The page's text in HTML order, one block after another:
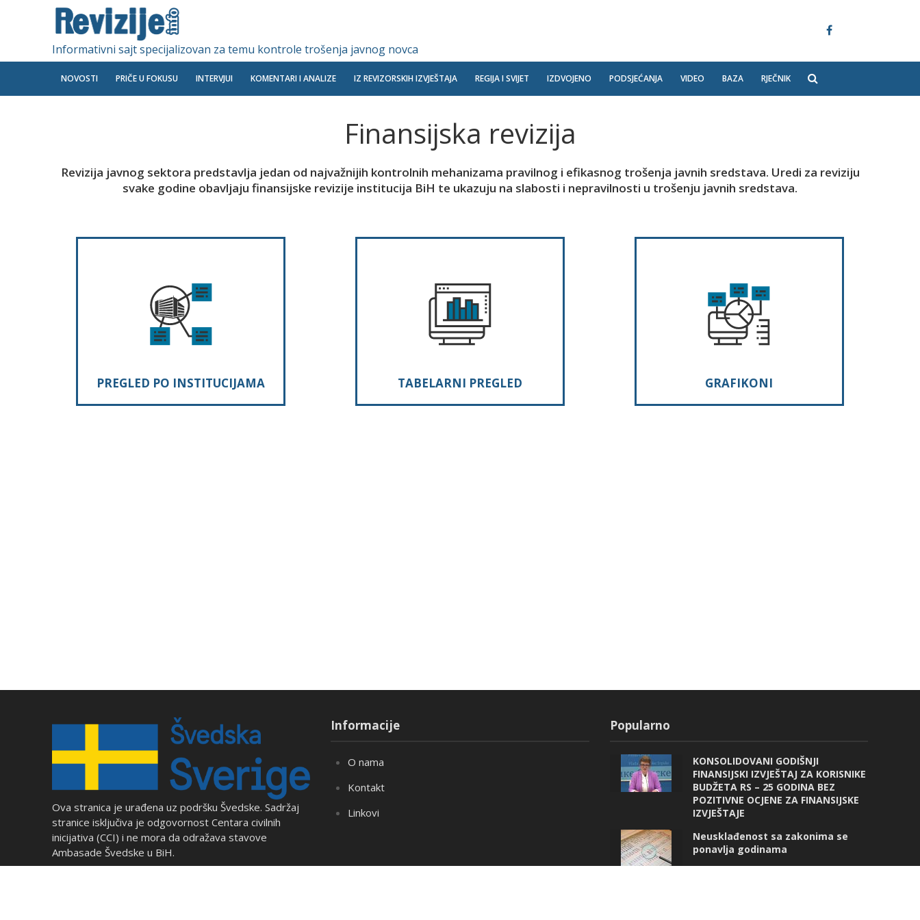
Informativni sajt specijalizovan za temu kontrole trošenja javnog novca
NOVOSTI PRIČE U FOKUSU INTERVJUI KOMENTARI I ANALIZE IZ REVIZORSKIH IZVJEŠTAJA REGIJA I SVIJET IZDVOJENO PODSJEĆANJA VIDEO BAZA RJEČNIK
Finansijska revizija
Revizija javnog sektora predstavlja jedan od najvažnijih kontrolnih mehanizama pravilnog i efikasnog trošenja javnih sredstava. Uredi za reviziju
svake godine obavljaju finansijske revizije institucija BiH te ukazuju na slabosti i nepravilnosti u trošenju javnih sredstava.
PREGLED PO INSTITUCIJAMA TABELARNI PREGLED GRAFIKONI
Ova stranica je urađena uz podršku Švedske. Sadržaj
stranice isključiva je odgovornost Centara civilnih
inicijativa (CCI) i ne mora da odražava stavove
Ambasade Švedske u BiH.
Informacije
O nama
Kontakt
Linkovi
Popularno
KONSOLIDOVANI GODIŠNJI
FINANSIJSKI IZVJEŠTAJ ZA KORISNIKE
BUDŽETA RS – 25 GODINA BEZ
POZITIVNE OCJENE ZA FINANSIJSKE
IZVJEŠTAJE
Neusklađenost sa zakonima se
ponavlja godinama